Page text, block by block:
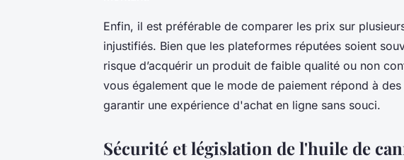
Enfin, il est préférable de comparer les prix sur
injustifiés. Bien que les plateformes réputées soient
risque d’acquérir un produit de faible qualité ou non
vous également que le mode de paiement répond à
garantir une expérience d'achat en ligne sans souci.
Sécurité et législation de l'huile de